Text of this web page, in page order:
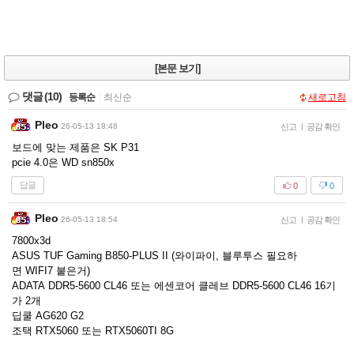
[본문 보기]
댓글(10) 등록순 최신순 새로고침
Pleo 26-05-13 18:48 신고 | 공감 확인
보드에 맞는 제품은 SK P31
pcie 4.0은 WD sn850x
답글 0
0
Pleo 26-05-13 18:54 신고 | 공감 확인
7800x3d
ASUS TUF Gaming B850-PLUS II (와이파이, 블루투스 필요하
면 WIFI7 붙은거)
ADATA DDR5-5600 CL46 또는 에센코어 클레브 DDR5-5600 CL46 16기
가 2개
딥쿨 AG620 G2
조택 RTX5060 또는 RTX5060TI 8G